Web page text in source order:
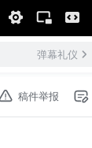
弹幕礼仪
稿件举报